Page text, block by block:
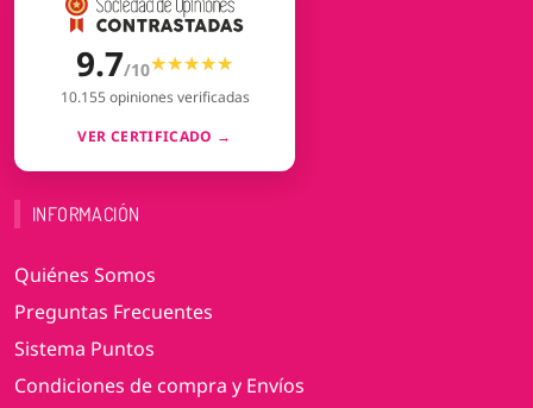
9.7/10★★★★★
★★★★★
10.155 opiniones verificadas
VER CERTIFICADO →
INFORMACIÓN
Quiénes Somos
Preguntas Frecuentes
Sistema Puntos
Condiciones de compra y Envíos